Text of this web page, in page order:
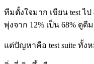
ทีมตั้งใจมาก เขียน test ไป
พุ่งจาก 12% เป็น 68% ดู
แต่ปัญหาคือ test suite ทั้งห